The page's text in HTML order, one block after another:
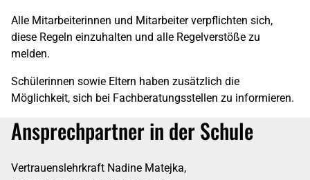
Alle Mitarbeiterinnen und Mitarbeiter verpflichten sich,
diese Regeln einzuhalten und alle Regelverstöße zu
melden.
Schülerinnen sowie Eltern haben zusätzlich die
Möglichkeit, sich bei Fachberatungsstellen zu informieren.
Ansprechpartner in der Schule
Vertrauenslehrkraft Nadine Matejka,